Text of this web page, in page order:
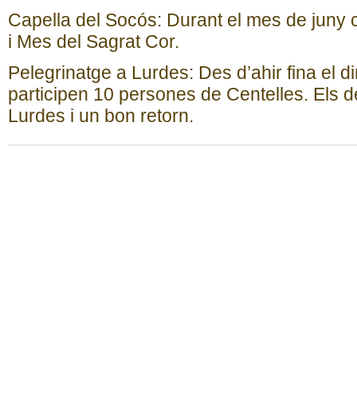
Capella del Socós: Durant el mes de juny
i Mes del Sagrat Cor.
Pelegrinatge a Lurdes: Des d’ahir fina el
participen 10 persones de Centelles. Els
Lurdes i un bon retorn.